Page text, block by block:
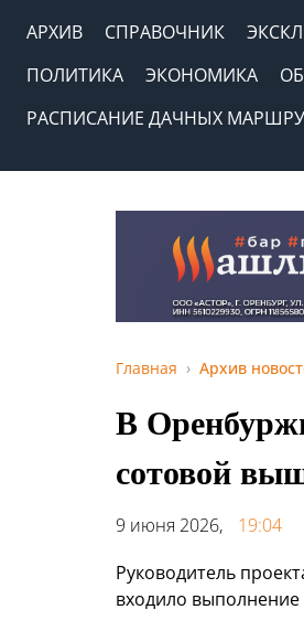
АРХИВ СПРАВОЧНИК
ПОЛИТИКА
ЭКОНОМИКА
РАСПИСАНИЕ ДАЧНЫХ
Главная Архив
В
сотовой
9 июня 2026, 19:04
Руководитель
входило